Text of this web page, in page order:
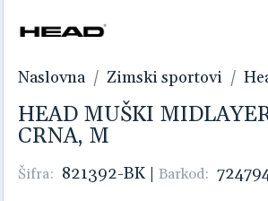
Naslovna Zimski sportovi
HEAD MUŠKI
CRNA, M
Šifra: 821392-BK | Barkod: